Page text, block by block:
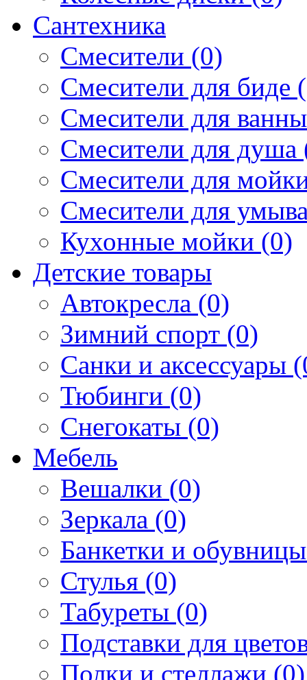
Сантехника
Смесители (0)
Смесители для биде
Смесители для
Смесители для душа
Смесители для
Смесители для
Кухонные мойки (0)
Детские товары
Автокресла (0)
Зимний спорт (0)
Санки и аксессуары
Тюбинги (0)
Снегокаты (0)
Мебель
Вешалки (0)
Зеркала (0)
Банкетки и
Стулья (0)
Табуреты (0)
Подставки для
Полки и стеллажи (0)